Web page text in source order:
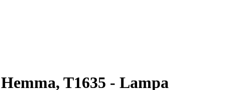
T1635 - Lampa